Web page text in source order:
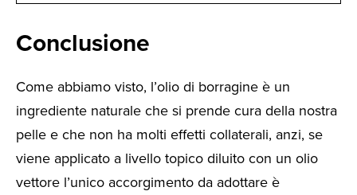
Conclusione
Come abbiamo visto, l’olio di borragine è un
ingrediente naturale che si prende cura della nostra
pelle e che non ha molti effetti collaterali, anzi, se
viene applicato a livello topico diluito con un olio
vettore l’unico accorgimento da adottare è